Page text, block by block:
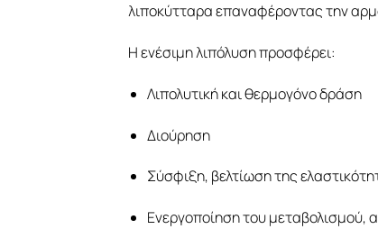
λιποκύτταρα επαναφέροντας την
Η ενέσιμη λιπόλυση προσφέρει:
Λιπολυτική και θερμογόνο δράση
Διούρηση
Σύσφιξη, βελτίωση της
Ενεργοποίηση του μεταβολισμού,